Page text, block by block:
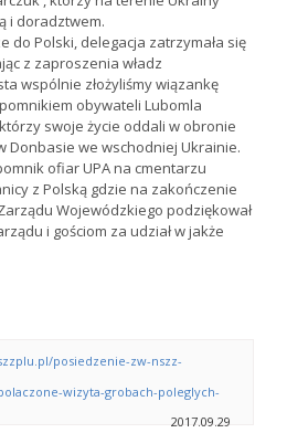
i doradztwem.
do Polski, delegacja zatrzymała się
z zaproszenia władz
wspólnie złożyliśmy wiązankę
obywateli Lubomla
swoje życie oddali w obronie
Donbasie we wschodniej Ukrainie.
ofiar UPA na cmentarzu
z Polską gdzie na zakończenie
Wojewódzkiego podziękował
i gościom za udział w jakże
posiedzenie-zw-nszz-
wizyta-grobach-poleglych-
2017.09.29